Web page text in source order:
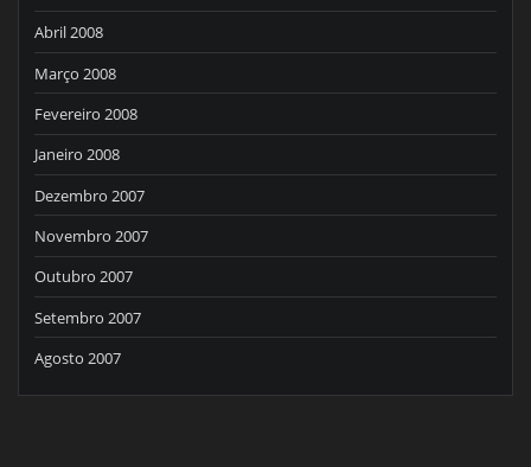
Abril 2008
Março 2008
Fevereiro 2008
Janeiro 2008
Dezembro 2007
Novembro 2007
Outubro 2007
Setembro 2007
Agosto 2007